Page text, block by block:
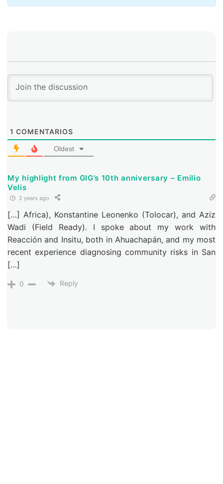
ambiental de nuestro contexto local. Trabajamos
1 COMENTARIOS
Oldest
My highlight from GIG’s 10th anniversary – Emilio
Velis
2 years ago
[…] Africa), Konstantine Leonenko (Tolocar), and Aziz
Wadi (Field Ready). I spoke about my work with
Reacción and Insitu, both in Ahuachapán, and my most
recent experience diagnosing community risks in San
[…]
0 Reply